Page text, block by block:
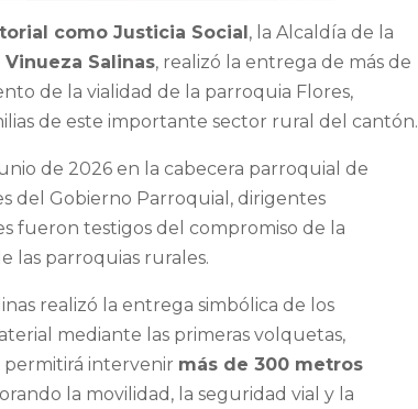
como Justicia Social , la Alcaldía de la
Vinueza Salinas, realizó la entrega de más de
de la vialidad de la parroquia Flores,
de este importante sector rural del cantón.
de 2026 en la cabecera parroquial de
del Gobierno Parroquial, dirigentes
fueron testigos del compromiso de la
las parroquias rurales.
realizó la entrega simbólica de los
mediante las primeras volquetas,
intervenir más de 300 metros
la movilidad, la seguridad vial y la